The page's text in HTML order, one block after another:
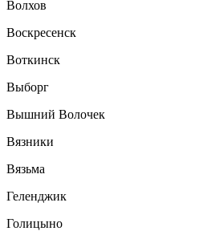
Волхов
Воскресенск
Воткинск
Выборг
Вышний Волочек
Вязники
Вязьма
Геленджик
Голицыно